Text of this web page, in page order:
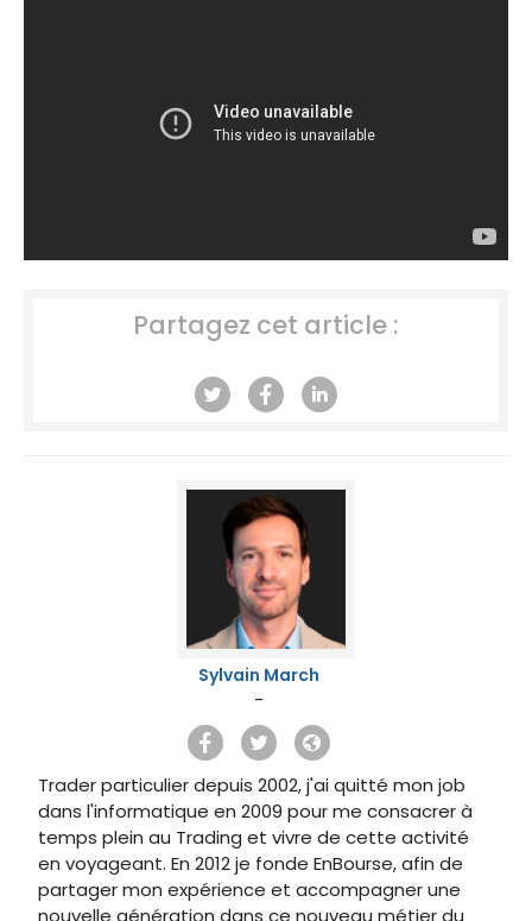
Partagez cet article :
Sylvain March
-
Trader particulier depuis 2002, j'ai quitté mon job
dans l'informatique en 2009 pour me consacrer à
temps plein au Trading et vivre de cette activité
en voyageant. En 2012 je fonde EnBourse, afin de
partager mon expérience et accompagner une
nouvelle génération dans ce nouveau métier du